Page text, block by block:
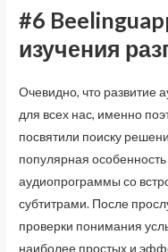
#6
изучения
Очевидно, что развитие
для всех нас, именно
посвятили поиску
популярная
аудиопрограммы со
субтитрами. После
проверки понимания
наиболее простых и